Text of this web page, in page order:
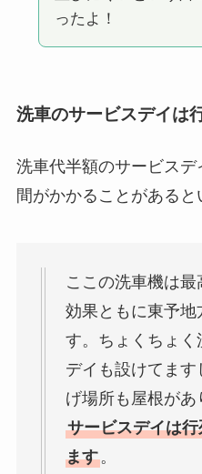
ったよ！
洗車のサービスデイは
洗車代半額のサービス
間がかかることがあると
ここの洗車機は
効果ともに東予地
す。ちょくちょく
デイも設けてま
げ場所も屋根が
サービスデイは
ます。